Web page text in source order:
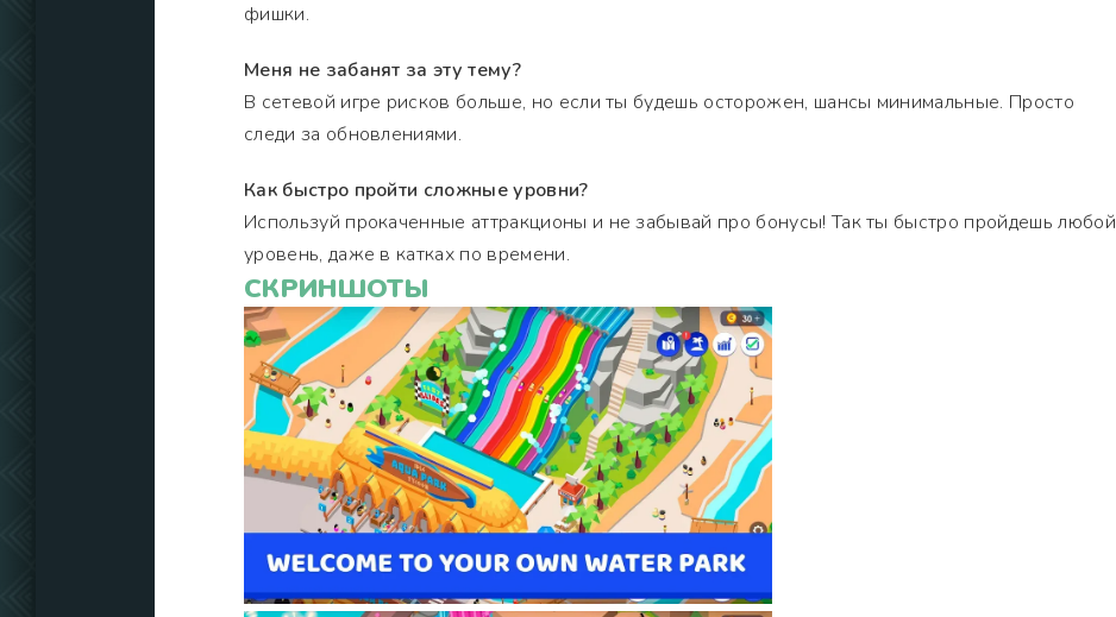
фишки.
Меня не забанят за эту тему?
В сетевой игре рисков больше, но если ты будешь осторожен, шансы минимальные. Просто
следи за обновлениями.
Как быстро пройти сложные уровни?
Используй прокаченные аттракционы и не забывай про бонусы! Так ты быстро пройдешь любой
уровень, даже в катках по времени.
СКРИНШОТЫ